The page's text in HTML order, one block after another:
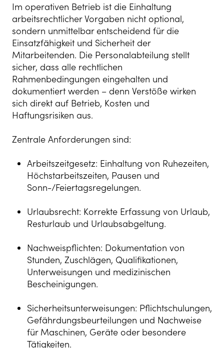
Im operativen Betrieb ist die Einhaltung
arbeitsrechtlicher Vorgaben nicht optional,
sondern unmittelbar entscheidend für die
Einsatzfähigkeit und Sicherheit der
Mitarbeitenden. Die Personalabteilung stellt
sicher, dass alle rechtlichen
Rahmenbedingungen eingehalten und
dokumentiert werden – denn Verstöße wirken
sich direkt auf Betrieb, Kosten und
Haftungsrisiken aus.
Zentrale Anforderungen sind:
Arbeitszeitgesetz: Einhaltung von Ruhezeiten,
Höchstarbeitszeiten, Pausen und
Sonn-/Feiertagsregelungen.
Urlaubsrecht: Korrekte Erfassung von Urlaub,
Resturlaub und Urlaubsabgeltung.
Nachweispflichten: Dokumentation von
Stunden, Zuschlägen, Qualifikationen,
Unterweisungen und medizinischen
Bescheinigungen.
Sicherheitsunterweisungen: Pflichtschulungen,
Gefährdungsbeurteilungen und Nachweise
für Maschinen, Geräte oder besondere
Tätigkeiten.